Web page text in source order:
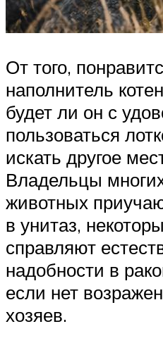
От того,
наполнитель
будет ли он с
пользоваться
искать другое
Владельцы
животных
в унитаз,
справляют
надобности в
если нет
хозяев.